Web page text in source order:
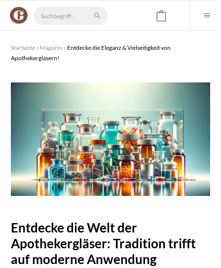
Startseite Magazin
Entdecke die Eleganz & Vielseitigkeit von
Apothekergläsern!
Entdecke die Welt der
Apothekergläser: Tradition trifft
auf moderne Anwendung